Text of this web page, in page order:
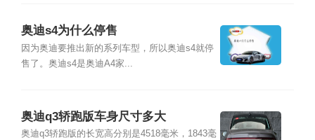
奥迪s4为什么停售
因为奥迪要推出新的系列车型，所以奥迪s4就停
售了。奥迪s4是奥迪A4家...
奥迪q3轿跑版车身尺寸多大
奥迪q3轿跑版的长宽高分别是4518毫米，1843毫